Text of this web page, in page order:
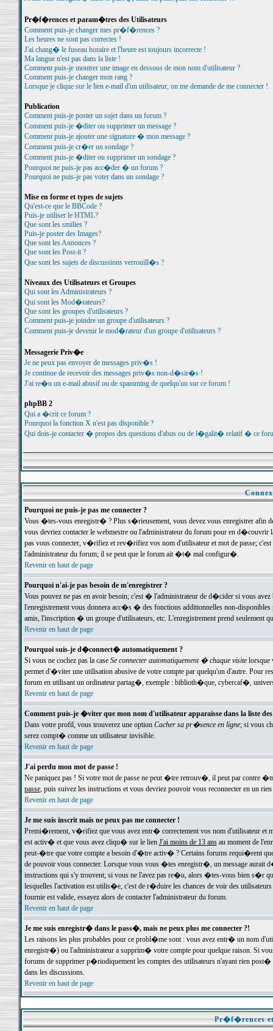
Pr�f�rences et param�tres des Utilisateurs
Comment puis-je changer mes pr�f�rences ?
Les heures ne sont pas correctes !
J'ai chang� le fuseau horaire et l'heure est toujours incorrecte !
Ma langue n'est pas dans la liste !
Comment puis-je montrer une image en dessous de mon nom d'utilisateur ?
Comment puis-je changer mon rang ?
Lorsque je clique sur le lien e-mail d'un utilisateur, on me demande de me connecter !
Publication
Comment puis-je poster un sujet dans un forum ?
Comment puis-je �diter ou supprimer un message ?
Comment puis-je ajouter une signature � mon message ?
Comment puis-je cr�er un sondage ?
Comment puis-je �diter ou supprimer un sondage ?
Pourquoi ne puis-je pas acc�der � un forum ?
Pourquoi ne puis-je pas voter dans un sondage ?
Mise en forme et types de sujets
Qu'est-ce que le BBCode ?
Puis-je utiliser le HTML?
Que sont les smilies ?
Puis-je poster des Images?
Que sont les Annonces ?
Que sont les Post-it ?
Que sont les sujets de discussions verrouill�s ?
Niveaux des Utilisateurs et Groupes
Qui sont les Administrateurs ?
Qui sont les Mod�rateurs?
Que sont les groupes d'utilisateurs ?
Comment puis-je joindre un groupe d'utilisateurs ?
Comment puis-je devenir le mod�rateur d'un groupe d'utilisateurs ?
Messagerie Priv�e
Je ne peux pas envoyer de messages priv�s !
Je continue de recevoir des messages priv�s non-d�sir�s !
J'ai re�u un e-mail abusif ou de spamming de quelqu'un sur ce forum !
phpBB 2
Qui a �crit ce forum ?
Pourquoi la fonction X n'est pas disponible ?
Qui dois-je contacter � propos des questions d'abus ou de l�galit� relatif � ce
Pourquoi ne puis-je pas me connecter ?
Vous �tes-vous enregistr� ? Plus s�rieusement, vous devez vous enregistrer
vous devriez contacter le webmestre ou l'administrateur du forum pour en
pas vous connecter, v�rifiez et rev�rifiez vos nom d'utilisateur et mot de passe;
l'administrateur du forum; il se peut que le forum ait �t� mal configur�.
Revenir en haut de page
Pourquoi n'ai-je pas besoin de m'enregistrer ?
Vous pouvez ne pas en avoir besoin; c'est � l'administrateur de d�cider si vous
l'enregistrement vous donnera acc�s � des fonctions additionnelles non-
amis, l'inscription � un groupe d'utilisateurs, etc. L'enregistrement prend seulement
Revenir en haut de page
Pourquoi suis-je d�connect� automatiquement ?
Si vous ne cochez pas la case Se connecter automatiquement � chaque visitelorsque
permet d'�viter une utilisation abusive de votre compte par quelqu'un d'autre. Pour
forum en utilisant un ordinateur partag�, exemple : biblioth�que, cybercaf�,
Revenir en haut de page
Comment puis-je �viter que mon nom d'utilisateur apparaisse dans la liste
Dans votre profil, vous trouverez une option Cacher sa pr�sence en ligne; si vous
serez compt� comme un utilisateur invisible.
Revenir en haut de page
J'ai perdu mon mot de passe !
Ne paniquez pas ! Si votre mot de passe ne peut �tre retrouv�, il peut par contre
passe, puis suivez les instructions et vous devriez pouvoir vous reconnecter en un rien
Revenir en haut de page
Je me suis inscrit mais ne peux pas me connecter !
Premi�rement, v�rifiez que vous avez entr� correctement vos nom d'utilisateur
est activ� et que vous avez cliqu� sur le lien J'ai moins de 13 ansau moment de
peut-�tre que votre compte a besoin d'�tre activ� ? Certains forums requi�rent
de pouvoir vous connecter. Lorsque vous vous �tes enregistr�, un message aurait
instructions qui s'y trouvent; si vous ne l'avez pas re�u, alors �tes-vous bien s�r
lesquelles l'activation est utilis�e, c'est de r�duire les chances de voir des
fournie est valide, essayez alors de contacter l'administrateur du forum.
Revenir en haut de page
Je me suis enregistr� dans le pass�, mais ne peux plus me connecter ?!
Les raisons les plus probables pour ce probl�me sont : vous avez entr� un nom
enregistr�) ou l'administrateur a supprim� votre compte pour quelque raison. Si
forums de supprimer p�riodiquement les comptes des utilisateurs n'ayant rien
dans les discussions.
Revenir en haut de page
Pr�f�rences